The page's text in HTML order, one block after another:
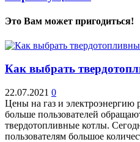
Это Вам может пригодиться!
Как выбрать
22.07.2021 0
Цены на газ и электроэнергию
больше пользователей
твердотопливные котлы.
пользователям большое